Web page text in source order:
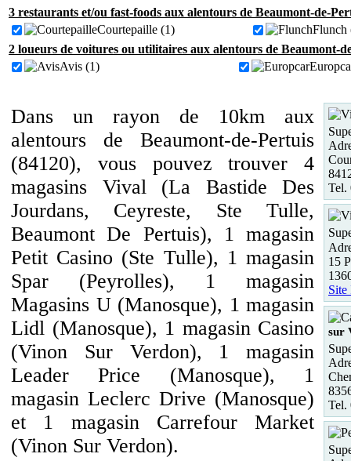
3 restaurants et/ou fast-foods aux alentours de Beaumont-de-
Courtepaille (1)
Flunch
2 loueurs de voitures ou utilitaires aux alentours de Beaumont-
Avis (1)
Dans un rayon de 10km aux
alentours de Beaumont-de-Pertuis
(84120), vous pouvez trouver 4
magasins Vival (La Bastide Des
Jourdans, Ceyreste, Ste Tulle,
Beaumont De Pertuis), 1 magasin
Petit Casino (Ste Tulle), 1 magasin
Spar (Peyrolles), 1 magasin
Magasins U (Manosque), 1 magasin
Lidl (Manosque), 1 magasin Casino
(Vinon Sur Verdon), 1 magasin
Leader Price (Manosque), 1
magasin Leclerc Drive (Manosque)
et 1 magasin Carrefour Market
(Vinon Sur Verdon).
Tel.
15
Site
sur
Tel.